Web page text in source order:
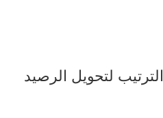
الترتيب لتحويل الرصيد